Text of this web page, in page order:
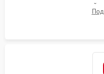
нанесение влагозащитной
и заполнение его